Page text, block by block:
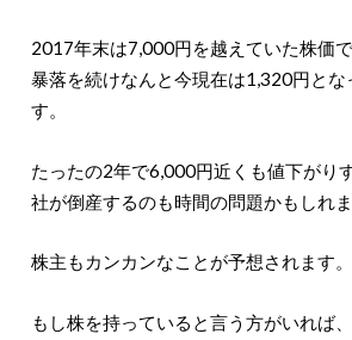
2017年末は7,000円を越えていた株価
暴落を続けなんと今現在は1,320円とな
す。
たったの2年で6,000円近くも値下がり
社が倒産するのも時間の問題かもしれま
株主もカンカンなことが予想されます。
もし株を持っていると言う方がいれば